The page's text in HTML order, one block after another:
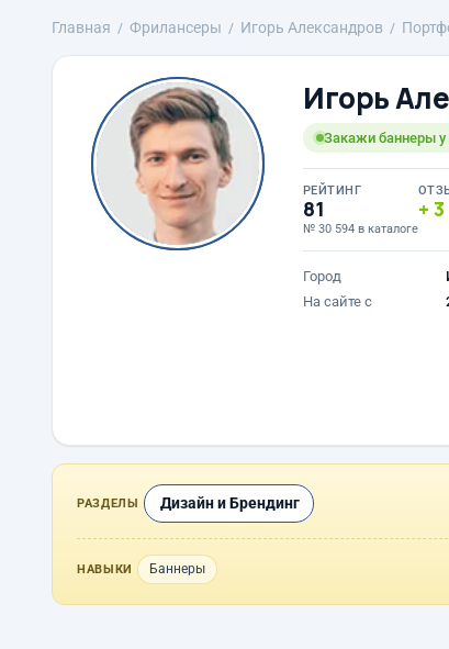
Главная Фрилансеры Игорь Александров
Игорь
Закажи баннеры у
РЕЙТИНГ
81
№ 30 594 в каталоге
3
Город
На сайте с
РАЗДЕЛЫ Дизайн и Брендинг
НАВЫКИ Баннеры